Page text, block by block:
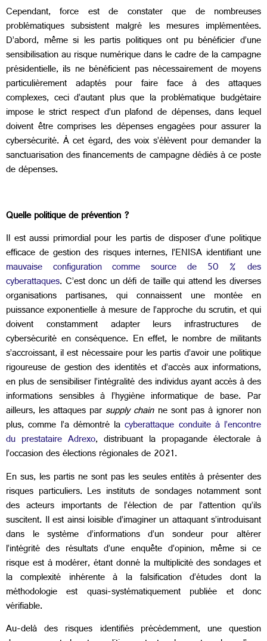
Cependant, force est de constater que de nombreuses
problématiques subsistent malgré les mesures implémentées.
D’abord, même si les partis politiques ont pu bénéficier d’une
sensibilisation au risque numérique dans le cadre de la campagne
présidentielle, ils ne bénéficient pas nécessairement de moyens
particulièrement adaptés pour faire face à des attaques
complexes, ceci d’autant plus que la problématique budgétaire
impose le strict respect d’un plafond de dépenses, dans lequel
doivent être comprises les dépenses engagées pour assurer la
cybersécurité. À cet égard, des voix s’élèvent pour demander la
sanctuarisation des financements de campagne dédiés à ce poste
de dépenses.
Quelle politique de prévention ?
Il est aussi primordial pour les partis de disposer d’une politique
efficace de gestion des risques internes, l’ENISA identifiant une
mauvaise configuration comme source de 50 % des
cyberattaques. C’est donc un défi de taille qui attend les diverses
organisations partisanes, qui connaissent une montée en
puissance exponentielle à mesure de l’approche du scrutin, et qui
doivent constamment adapter leurs infrastructures de
cybersécurité en conséquence. En effet, le nombre de militants
s’accroissant, il est nécessaire pour les partis d’avoir une politique
rigoureuse de gestion des identités et d’accès aux informations,
en plus de sensibiliser l’intégralité des individus ayant accès à des
informations sensibles à l’hygiène informatique de base. Par
ailleurs, les attaques par supply chainne sont pas à ignorer non
plus, comme l’a démontré lacyberattaque conduite à l’encontre
du prestataire Adrexo, distribuant la propagande électorale à
l’occasion des élections régionales de 2021.
En sus, les partis ne sont pas les seules entités à présenter des
risques particuliers. Les instituts de sondages notamment sont
des acteurs importants de l’élection de par l’attention qu’ils
suscitent. Il est ainsi loisible d’imaginer un attaquant s’introduisant
dans le système d’informations d’un sondeur pour altérer
l’intégrité des résultats d’une enquête d’opinion, même si ce
risque est à modérer, étant donné la multiplicité des sondages et
la complexité inhérente à la falsification d’études dont la
méthodologie est quasi-systématiquement publiée et donc
vérifiable.
Au-delà des risques identifiés précédemment, une question